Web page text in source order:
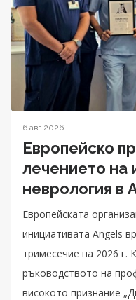
6 авг 2026
Европейско
лечението на
неврология
Eвропейската
инициативата Angels
тримесечие на 2026 г.
ръководството на
високото признание